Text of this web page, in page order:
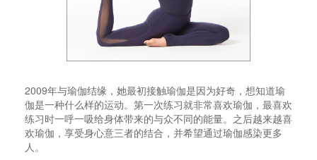
2009年与瑜伽结缘，她最初接触瑜伽是因为好奇，想知道瑜
伽是一种什么样的运动。第一次练习就非常喜欢瑜伽，最喜欢
练习时一呼一吸给身体带来的与众不同的能量。之后越来越喜
欢瑜伽，享受身心意三者的结合，并希望通过瑜伽感染更多
人。